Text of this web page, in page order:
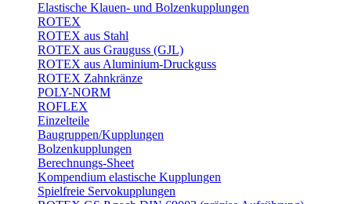
Elastische Klauen- und Bolzenkupplungen
ROTEX
ROTEX aus Stahl
ROTEX aus Grauguss (GJL)
ROTEX aus Aluminium-Druckguss
ROTEX Zahnkränze
POLY-NORM
ROFLEX
Einzelteile
Baugruppen/Kupplungen
Bolzenkupplungen
Berechnungs-Sheet
Kompendium elastische Kupplungen
Spielfreie Servokupplungen